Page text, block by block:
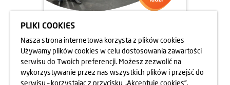
05.06.2025
DBAMY O FORMĘ STRAŻAKÓW
dowiedz się więcej
PLIKI COOKIES
Nasza strona internetowa korzysta z plików cookies
Używamy plików cookies w celu dostosowania zawartości
serwisu do Twoich preferencji. Możesz zezwolić na
wykorzystywanie przez nas wszystkich plików i przejść do
serwisu – korzystając z przycisku „Akceptuję cookies”.